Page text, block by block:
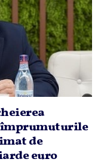
împrumuturile
de
euro